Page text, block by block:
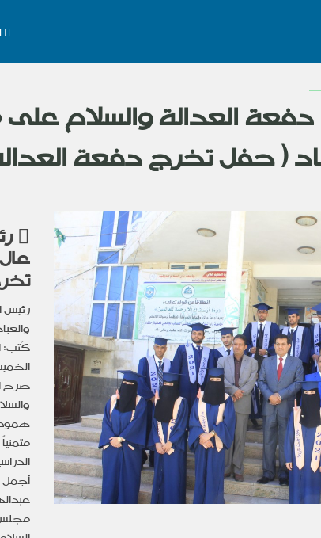
دفعة العدالة والسلام
( حفل تخرج دفعة
رئيس
كَتب:
الخميس : 1 / 4 /
صرح
هموم
أجمل
مجلس